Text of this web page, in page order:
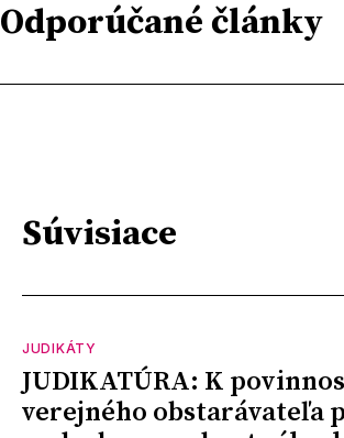
Odporúčané články
Súvisiace
JUDIKÁTY
JUDIKATÚRA: K
verejného obstarávateľa